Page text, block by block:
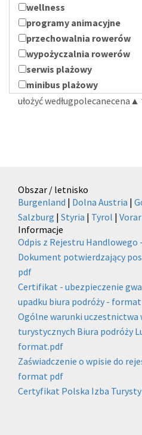
wellness
programy animacyjne
przechowalnia rowerów
wypożyczalnia rowerów
serwis plażowy
minibus plażowy
ułożyć wedługpolecanecena ▲
Obszar / letnisko
Burgenland | Dolna Austria |
Salzburg | Styria | Tyrol |
Informacje
Odpis z Rejestru
Dokument potwierdzający
pdf
Certifikat - ubezpieczenie
upadku biura podróży -
Ogólne warunki uczestnictwa
turystycznych Biura podróży
format.pdf
Zaświadczenie o wpisie do
format pdf
Certyfikat Polska Izba